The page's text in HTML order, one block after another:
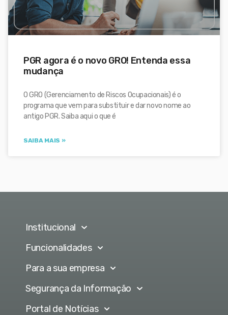
PGR agora é o novo GRO! Entenda essa
mudança
O GRO (Gerenciamento de Riscos Ocupacionais) é o
programa que vem para substituir e dar novo nome ao
antigo PGR. Saiba aqui o que é
SAIBA MAIS »
Institucional
Funcionalidades
Para a sua empresa
Segurança da Informação
Portal de Notícias